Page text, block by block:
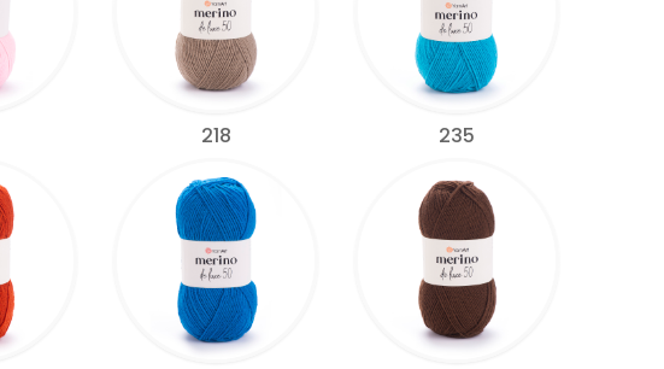
218 235